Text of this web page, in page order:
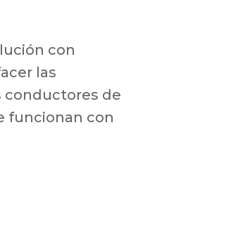
con
las
conductores de
funcionan con